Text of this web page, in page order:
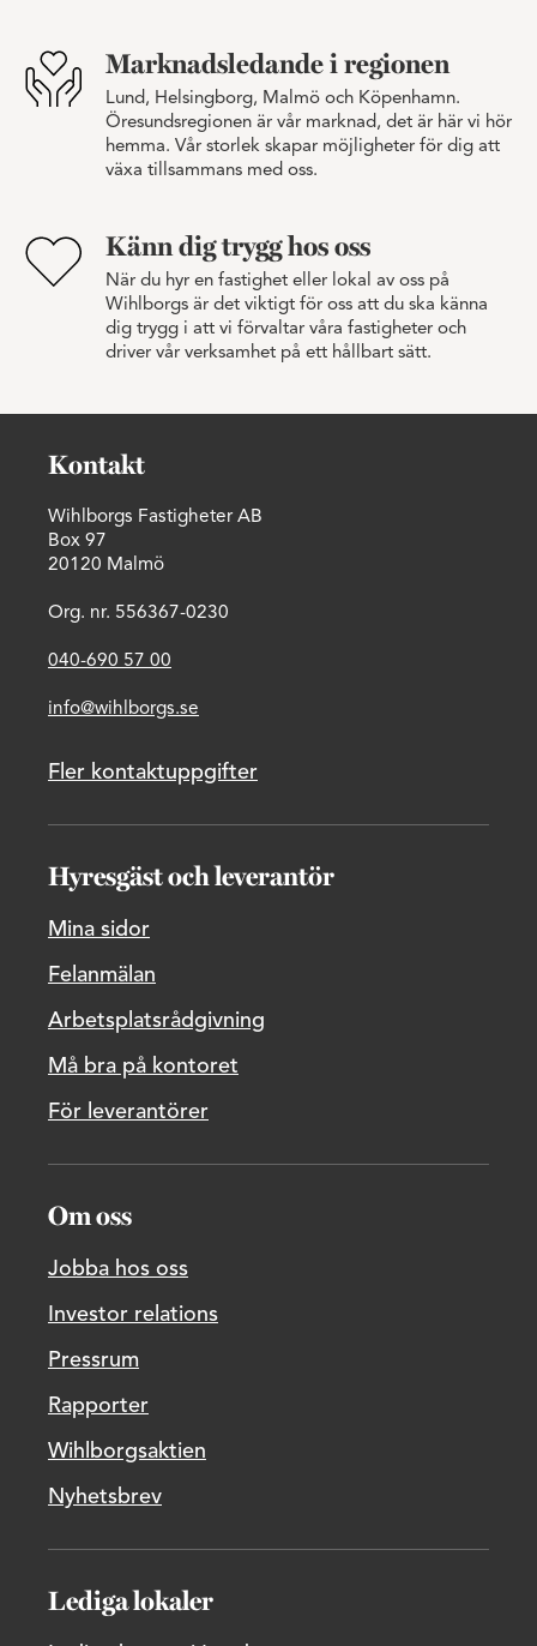
Marknadsledande i regionen
Lund, Helsingborg, Malmö och Köpenhamn.
Öresundsregionen är vår marknad, det är här vi hör
hemma. Vår storlek skapar möjligheter för dig att
växa tillsammans med oss.
Känn dig trygg hos oss
När du hyr en fastighet eller lokal av oss på
Wihlborgs är det viktigt för oss att du ska känna
dig trygg i att vi förvaltar våra fastigheter och
driver vår verksamhet på ett hållbart sätt.
Kontakt
Wihlborgs Fastigheter AB
Box 97
20120 Malmö
Org. nr. 556367-0230
040-690 57 00
info@wihlborgs.se
Fler kontaktuppgifter
Hyresgäst och leverantör
Mina sidor
Felanmälan
Arbetsplatsrådgivning
Må bra på kontoret
För leverantörer
Om oss
Jobba hos oss
Investor relations
Pressrum
Rapporter
Wihlborgsaktien
Nyhetsbrev
Lediga lokaler